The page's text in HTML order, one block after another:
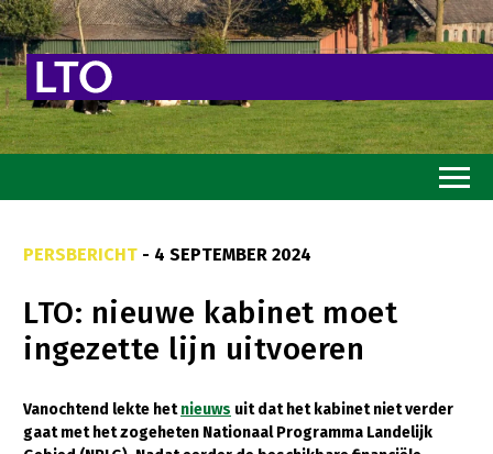
Goed eten
Mooi groen
Sterk ondernemerschap
Transitiepaden
PERSBERICHT - 4 SEPTEMBER 2024
LTO: nieuwe kabinet moet
ingezette lijn uitvoeren
Vanochtend lekte hetnieuws uit dat het kabinet niet verder
gaat met het zogeheten Nationaal Programma Landelijk